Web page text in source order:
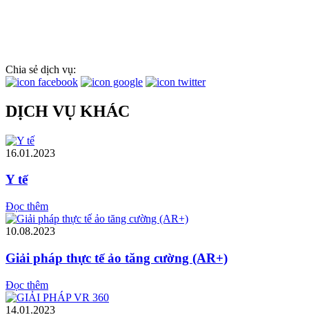
Chia sẻ dịch vụ:
DỊCH VỤ KHÁC
16.01.2023
Y tế
Đọc thêm
10.08.2023
Giải pháp thực tế ảo tăng cường (AR+)
Đọc thêm
14.01.2023